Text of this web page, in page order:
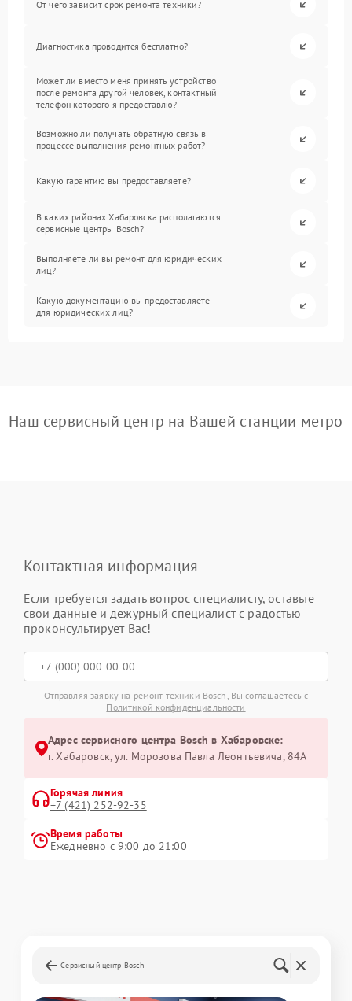
От чего зависит срок ремонта техники?
Диагностика проводится бесплатно?
Может ли вместо меня принять устройство
после ремонта другой человек, контактный
телефон которого я предоставлю?
Возможно ли получать обратную связь в
процессе выполнения ремонтных работ?
Какую гарантию вы предоставляете?
В каких районах Хабаровска располагаются
сервисные центры Bosch?
Выполняете ли вы ремонт для юридических
лиц?
Какую документацию вы предоставляете
для юридических лиц?
Наш сервисный центр на Вашей станции метро
Контактная информация
Если требуется задать вопрос специалисту, оставьте
свои данные и дежурный специалист с радостью
проконсультирует Вас!
Отправляя заявку на ремонт техники Bosch, Вы соглашаетесь с
Политикой конфиденциальности
Адрес сервисного центра Bosch в Хабаровске:
г. Хабаровск, ул. Морозова Павла Леонтьевича, 84А
Горячая линия
+7 (421) 252-92-35
Время работы
Ежедневно с 9:00 до 21:00
Сервисный центр Bosch